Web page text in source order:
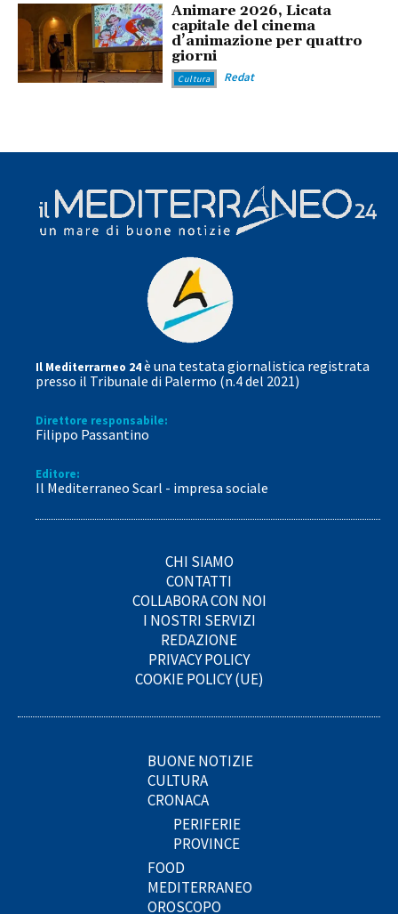
Animare 2026, Licata
capitale del cinema
d’animazione per quattro
giorni
Cultura Redat
Il Mediterrarneo 24è una testata giornalistica registrata
presso il Tribunale di Palermo (n.4 del 2021)
Direttore responsabile:
Filippo Passantino
Editore:
Il Mediterraneo Scarl - impresa sociale
CHI SIAMO
CONTATTI
COLLABORA CON NOI
I NOSTRI SERVIZI
REDAZIONE
PRIVACY POLICY
COOKIE POLICY (UE)
BUONE NOTIZIE
CULTURA
CRONACA
PERIFERIE
PROVINCE
FOOD
MEDITERRANEO
OROSCOPO